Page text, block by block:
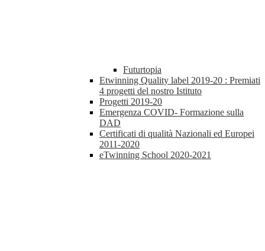
Futurtopia
Etwinning Quality label 2019-20 : Premiati
4 progetti del nostro Istituto
Progetti 2019-20
Emergenza COVID- Formazione sulla
DAD
Certificati di qualità Nazionali ed Europei
2011-2020
eTwinning School 2020-2021